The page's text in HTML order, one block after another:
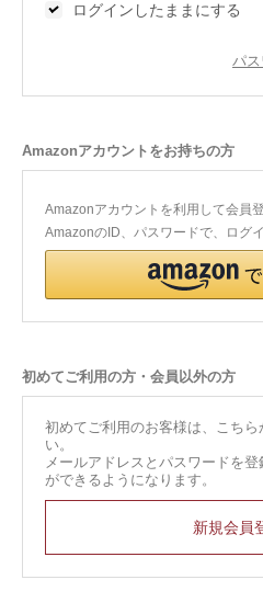
会員サービス
規約
お問い合
ログインしたままにする
パ
Amazonアカウントをお持ちの方
Amazonアカウントを利用して会員
AmazonのID、パスワードで、ログ
初めてご利用の方・会員以外の方
初めてご利用のお客様は、こち
い。
メールアドレスとパスワードを
ができるようになります。